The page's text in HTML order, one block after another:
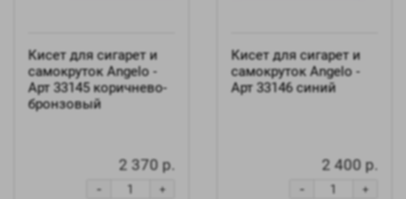
Кисет для сигарет и
самокруток Angelo -
Арт 33145 коричнево-
бронзовый
2 370 р.
+
-
Кисет для сигарет и
самокруток Angelo -
Арт 33146 синий
2 400 р.
+
-